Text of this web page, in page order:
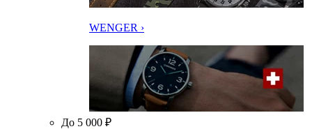
WENGER ›
До 5 000 ₽